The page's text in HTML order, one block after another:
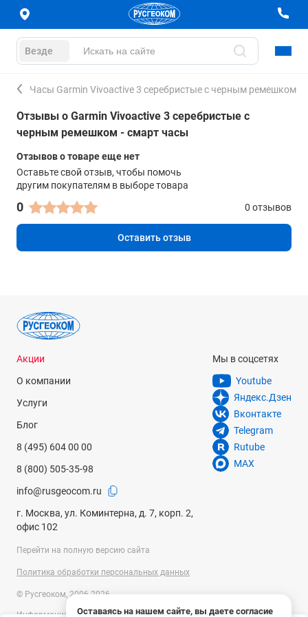
Везде
Часы Garmin Vivoactive 3 серебристые с черным ремешком
Отзывы о Garmin Vivoactive 3 серебристые с
черным ремешком - смарт часы
Отзывов о товаре еще нет
Оставьте свой отзыв, чтобы помочь
другим покупателям в выборе товара
0 0 отзывов
Оставить отзыв
Оставаясь на нашем сайте, вы даете согласие
Акции
О компании
Услуги
Блог
8 (495) 604 00 00
8 (800) 505-35-98
info@rusgeocom.ru
г. Москва, ул. Коминтерна, д. 7, корп. 2,
офис 102
Мы в соцсетях
Youtube
Яндекс.Дзен
Вконтакте
Telegram
Rutube
MAX
Перейти на полную версию сайта
Политика обработки персональных данных
© Русгеоком, 2006-2026
Информация на сайте носит справочный характер и не является